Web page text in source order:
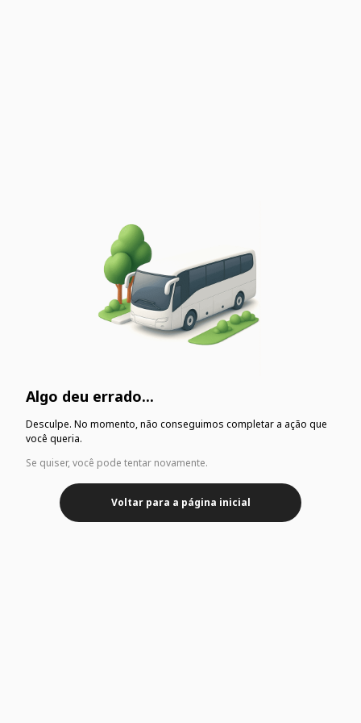
Algo deu errado...
Desculpe. No momento, não conseguimos completar a ação que
você queria.
Se quiser, você pode tentar novamente.
Voltar para a página inicial